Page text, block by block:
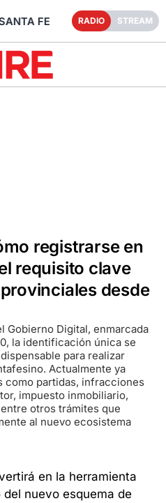
FE RADIO STREAM
registrarse en
requisito clave
desde
Gobierno Digital, enmarcada
la identificación única se
para realizar
Actualmente ya
como partidas, infracciones
impuesto inmobiliario,
otros trámites que
al nuevo ecosistema